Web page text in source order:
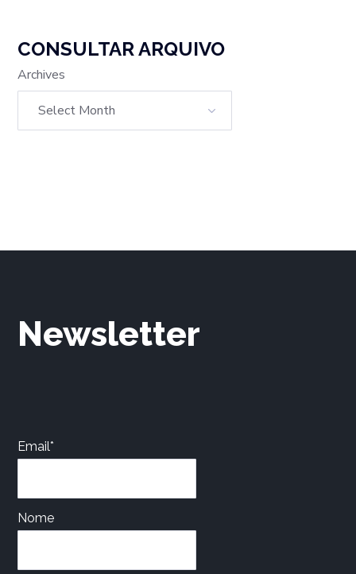
CONSULTAR ARQUIVO
Archives
Newsletter
Email*
Nome